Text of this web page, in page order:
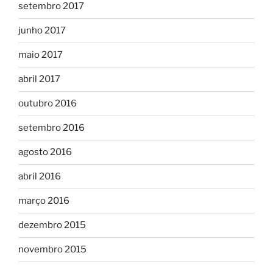
setembro 2017
junho 2017
maio 2017
abril 2017
outubro 2016
setembro 2016
agosto 2016
abril 2016
março 2016
dezembro 2015
novembro 2015